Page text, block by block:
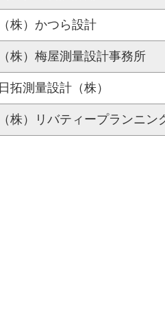
（株）かつら設計
（株）梅屋測量設計事務所
日拓測量設計（株）
（株）リバティープランニン